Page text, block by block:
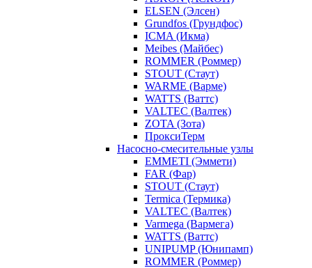
ELSEN (Элсен)
Grundfos (Грундфос)
ICMA (Икма)
Meibes (Майбес)
ROMMER (Роммер)
STOUT (Стаут)
WARME (Варме)
WATTS (Ваттс)
VALTEC (Валтек)
ZOTA (Зота)
ПроксиТерм
Насосно-смесительные узлы
EMMETI (Эммети)
FAR (Фар)
STOUT (Стаут)
Termica (Термика)
VALTEC (Валтек)
Varmega (Вармега)
WATTS (Ваттс)
UNIPUMP (Юнипамп)
ROMMER (Роммер)